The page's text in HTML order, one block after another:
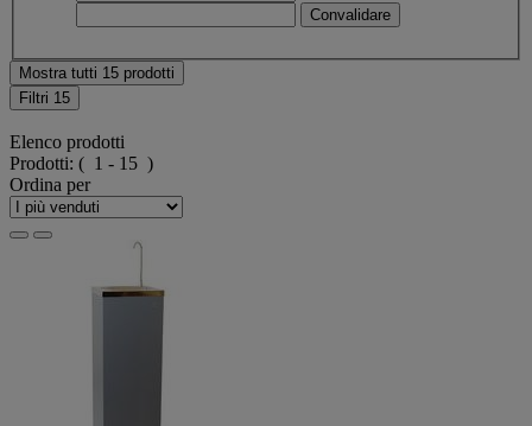
Mostra tutti 15 prodotti
Filtri 15
Elenco prodotti
Prodotti: ( 1 - 15 )
Ordina per